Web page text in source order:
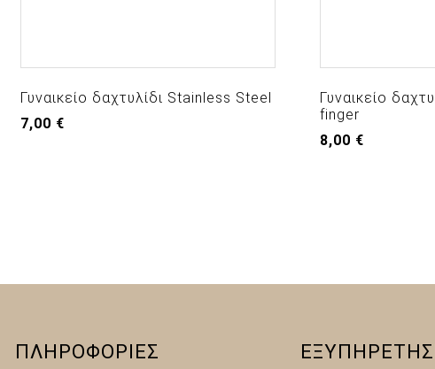
Γυναικείο δαχτυλίδι Stainless Steel
7,00 €
Γυναικείο
finger
8,00 €
ΠΛΗΡΟΦΟΡΙΕΣ